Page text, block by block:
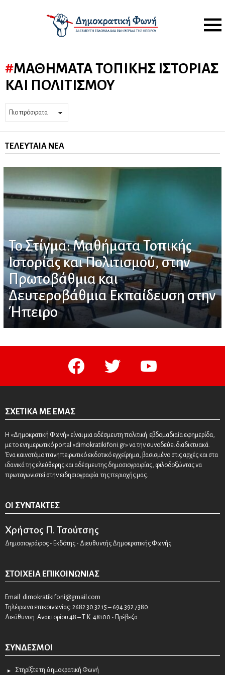
Menu
ΜΑΘΉΜΑΤΑ ΤΟΠΙΚΉΣ ΙΣΤΟΡΊΑΣ
ΚΑΙ ΠΟΛΙΤΙΣΜΟΎ
ΤΕΛΕΥΤΑΊΑ ΝΈΑ
Το Στίγμα: Μαθήματα Τοπικής
Ιστορίας και Πολιτισμού, στην
Πρωτοβάθμια και
Δευτεροβάθμια Εκπαίδευση στην
Ήπειρο
facebook twitter
ΣΧΕΤΙΚΆ ΜΕ ΕΜΆΣ
Η «Δημοκρατική Φωνή» είναι μια αδέσμευτη πολιτική εβδομαδιαία εφημερίδα,
με το ενημερωτικό portal «dimokratikifoni.gr» να την συνοδεύει διαδικτυακά.
Ένα καινοτόμο πανηπειρωτικό εκδοτικό εγχείρημα, βασισμένο στις αρχές και στα
ιδανικά της ελεύθερης και αδέσμευτης δημοσιογραφίας, φιλοδοξώντας να
πρωταγωνιστεί στην ειδησιογραφία της περιοχής μας.
ΟΙ ΣΥΝΤΆΚΤΕΣ
Χρήστος Π. Τσούτσης
Δημοσιογράφος - Εκδότης - Διευθυντής Δημοκρατικής Φωνής
ΣΤΟΙΧΕΊΑ ΕΠΙΚΟΙΝΩΝΊΑΣ
Email: dimokratikifoni@gmail.com
Τηλέφωνα επικοινωνίας: 2682 30 32 15 – 694 392 7380
Διεύθυνση: Ανακτορίου 48 – Τ.Κ. 48100 - Πρέβεζα
ΣΎΝΔΕΣΜΟΙ
Στηρίξτε τη Δημοκρατική Φωνή